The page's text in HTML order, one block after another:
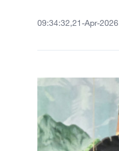
09:34:32,21-Apr-2026